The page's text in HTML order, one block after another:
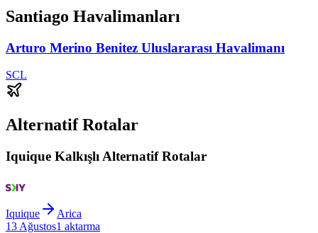
Santiago Havalimanları
Arturo Merino Benitez Uluslararası Havalimanı
SCL
Alternatif Rotalar
Iquique Kalkışlı Alternatif Rotalar
Iquique
Arica
13 Ağustos1 aktarma